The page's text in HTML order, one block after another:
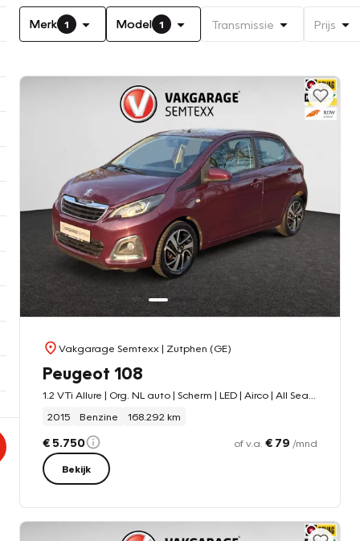
Merk 1 Model 1 Transmissie Prijs
Vakgarage Semtexx | Zutphen (GE)
Peugeot 108
2015
Benzine 168.292 km
€ 5.750 of v.a. € 79 /mnd
Bekijk